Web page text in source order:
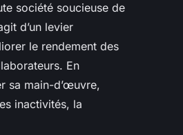
société soucieuse de
d’un levier
le rendement des
En
sa main-d’œuvre,
inactivités, la